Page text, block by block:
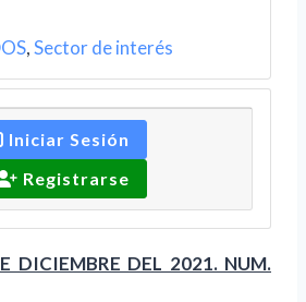
,Sector de interés
Iniciar Sesión
Registrarse
DICIEMBRE DEL 2021. NUM.